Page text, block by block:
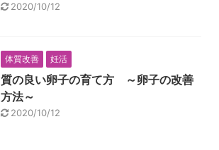
2020/10/12
体質改善 妊活
質の良い卵子の育て方 ～卵子の改善
方法～
2020/10/12